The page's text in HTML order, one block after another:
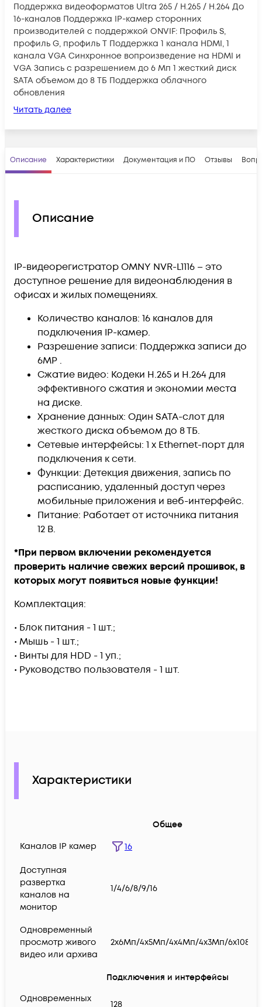
Поддержка видеоформатов Ultra 265 / H.265 / H.264 До
16-каналов Поддержка IP-камер сторонних
производителей с поддержкой ONVIF: Профиль S,
профиль G, профиль T Поддержка 1 канала HDMI, 1
канала VGA Синхронное вопроизведение на HDMI и
VGA Запись с разрешением до 6 Мп 1 жесткий диск
SATA объемом до 8 ТБ Поддержка облачного
обновления
Читать далее
Описание Характеристики Документация и ПО Отзывы
Описание
IP-видеорегистратор OMNY NVR-L1116 – это
доступное решение для видеонаблюдения в
офисах и жилых помещениях.
Количество каналов: 16 каналов для
подключения IP-камер.
Разрешение записи: Поддержка записи до
6MP .
Сжатие видео: Кодеки H.265 и H.264 для
эффективного сжатия и экономии места
на диске.
Хранение данных: Один SATA-слот для
жесткого диска объемом до 8 ТБ.
Сетевые интерфейсы: 1 x Ethernet-порт для
подключения к сети.
Функции: Детекция движения, запись по
расписанию, удаленный доступ через
мобильные приложения и веб-интерфейс.
Питание: Работает от источника питания
12 В.
*При первом включении рекомендуется
проверить наличие свежих версий прошивок, в
которых могут появиться новые функции!
Комплектация:
• Блок питания - 1 шт.;
• Мышь - 1 шт.;
• Винты для HDD - 1 уп.;
• Руководство пользователя - 1 шт.
Характеристики
Общее
Каналов IP камер
16
Доступная
развертка
каналов на
монитор
1/4/6/8/9/16
Одновременный
просмотр живого
видео или архива
2х6Мп/4x5Мп/4x4Мп/4x3Мп/6x1080P/
Подключения и интерфейсы
Одновременных
128